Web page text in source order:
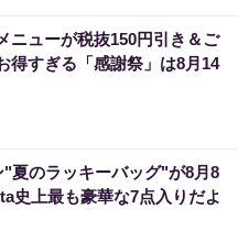
ニューが税抜150円引き＆ご
得すぎる「感謝祭」は8月14
夏のラッキーバッグ"が8月8
史上最も豪華な7点入りだよ